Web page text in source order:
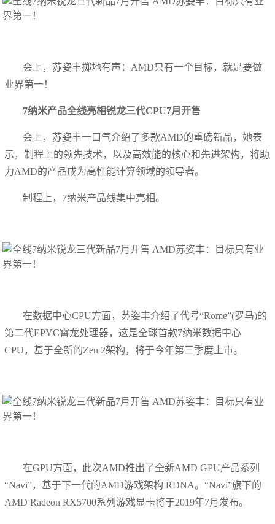
会上，苏姿丰掷地有声：AMD只有一个目标，就是要做
业界第一！
7纳米产品全线亮相锐龙三代CPU7月开售
会上，苏姿丰一口气介绍了多款AMD的重磅新品，她表
示，制程上的领先技术，以及高效能的核心和先进架构，将助
力AMD的产品成为高性能计算领域的领导者。
制程上，7纳米产品线集中亮相。
在数据中心CPU方面，苏姿丰介绍了代号“Rome”(罗马)的
第二代EPYC霄龙处理器，这是全球首款7纳米数据中心
CPU，基于全新的Zen 2架构，将于今年第三季度上市。
在GPU方面，此次AMD推出了全新AMD GPU产品系列
“Navi”，基于下一代的AMD游戏架构 RDNA。“Navi”旗下的
AMD Radeon RX5700系列游戏显卡将于2019年7月发布。